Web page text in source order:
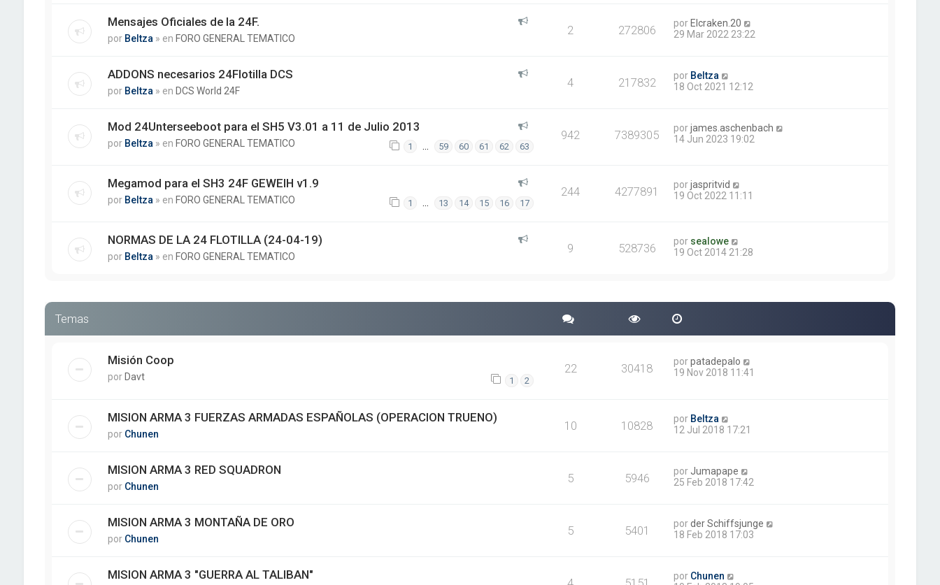
Mensajes Oficiales de la 24F.
por Beltza » en FORO GENERAL TEMATICO
2 272806 por Elcraken.20
29 Mar 2022 23:22
ADDONS necesarios 24Flotilla DCS
por Beltza » en DCS World 24F
4 217832 por Beltza
18 Oct 2021 12:12
Mod 24Unterseeboot para el SH5 V3.01 a 11 de Julio 2013
por Beltza » en FORO GENERAL TEMATICO 1 … 59 60 61 62 63
942 7389305 porjames.aschenbach
14 Jun 2023 19:02
Megamod para el SH3 24F GEWEIH v1.9
por Beltza » en FORO GENERAL TEMATICO 1 … 13 14 15 16 17
244 4277891 porjaspritvid
19 Oct 2022 11:11
NORMAS DE LA 24 FLOTILLA (24-04-19)
por Beltza » en FORO GENERAL TEMATICO
9 528736 por sealowe
19 Oct 2014 21:28
Temas
Misión Coop
por Davt 1 2
22 30418 porpatadepalo
19 Nov 2018 11:41
MISION ARMA 3 FUERZAS ARMADAS ESPAÑOLAS (OPERACION TRUENO)
por Chunen
10 10828 por Beltza
12 Jul 2018 17:21
MISION ARMA 3 RED SQUADRON
por Chunen
5 5946 por Jumapape
25 Feb 2018 17:42
MISION ARMA 3 MONTAÑA DE ORO
por Chunen
5 5401 porder Schiffsjunge
18 Feb 2018 17:03
MISION ARMA 3 "GUERRA AL TALIBAN" por Chunen